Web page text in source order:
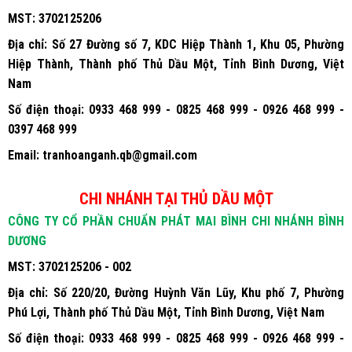
MST:3702125206
Địa chỉ: Số 27 Đường số 7, KDC Hiệp Thành 1, Khu 05, Phường
Hiệp Thành, Thành phố Thủ Dầu Một, Tỉnh Bình Dương, Việt
Nam
Số điện thoại: 0933 468 999 - 0825 468 999 - 0926 468 999 -
0397 468 999
Email:tranhoanganh.qb@gmail.com
CHI NHÁNH TẠI THỦ DẦU MỘT
CÔNG TY CỔ PHẦN CHUẨN PHÁT MAI BÌNH CHI NHÁNH BÌNH
DƯƠNG
MST:3702125206 - 002
Địa chỉ: Số 220/20, Đường Huỳnh Văn Lũy, Khu phố 7, Phường
Phú Lợi, Thành phố Thủ Dầu Một, Tỉnh Bình Dương, Việt Nam
Số điện thoại: 0933 468 999 - 0825 468 999 - 0926 468 999 -